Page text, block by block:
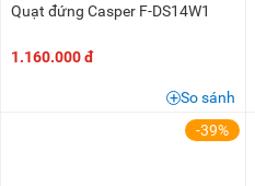
Quạt đứng Casper F-DS14W1
1.160.000 đ
So sánh
-39%